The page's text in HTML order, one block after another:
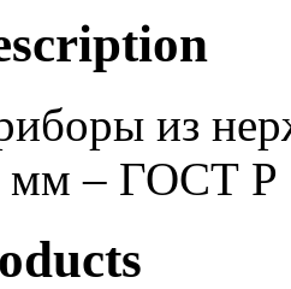
из
мм – ГОСТ Р